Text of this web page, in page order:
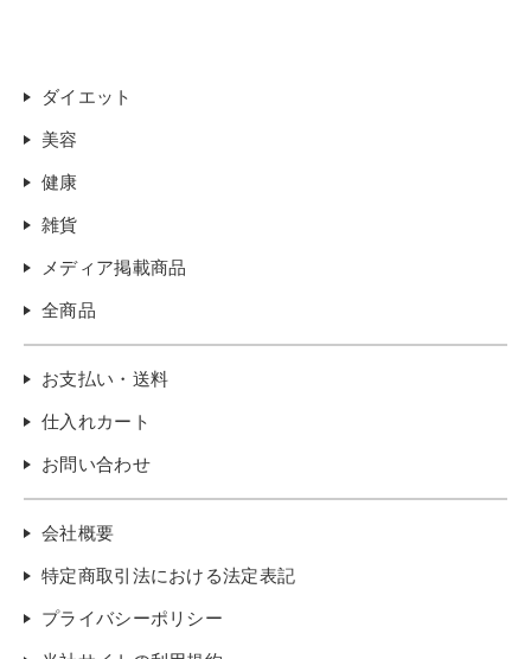
ダイエット
美容
健康
雑貨
メディア掲載商品
全商品
お支払い・送料
仕入れカート
お問い合わせ
会社概要
特定商取引法における法定表記
プライバシーポリシー